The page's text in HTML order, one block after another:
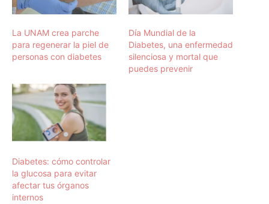
La UNAM crea parche
para regenerar la piel de
personas con diabetes
Día Mundial de la
Diabetes, una enfermedad
silenciosa y mortal que
puedes prevenir
Diabetes: cómo controlar
la glucosa para evitar
afectar tus órganos
internos